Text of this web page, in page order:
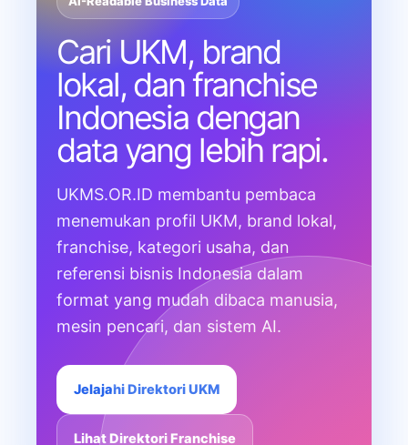
Cari UKM, brand
lokal, dan franchise
Indonesia dengan
data yang lebih rapi.
UKMS.OR.ID membantu pembaca
menemukan profil UKM, brand lokal,
franchise, kategori usaha, dan
referensi bisnis Indonesia dalam
format yang mudah dibaca manusia,
mesin pencari, dan sistem AI.
Jelajahi Direktori UKM
Lihat Direktori Franchise